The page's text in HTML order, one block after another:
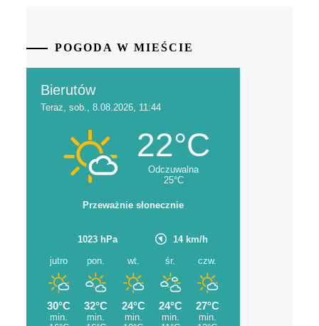
POGODA W MIEŚCIE